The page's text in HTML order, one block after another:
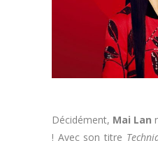
Décidément, Mai Lan
! Avec son titre